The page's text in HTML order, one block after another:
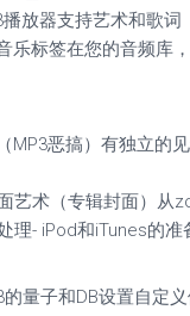
放器支持艺术和歌词
乐标签在您的音频库
MP3恶搞）有独立的
艺术（专辑封面）从
理- iPod和iTunes的准
量子和DB设置自定